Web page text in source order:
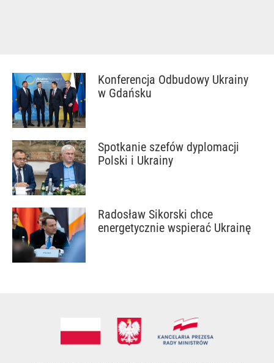
Konferencja Odbudowy Ukrainy
w Gdańsku
Spotkanie szefów dyplomacji
Polski i Ukrainy
Radosław Sikorski chce
energetycznie wspierać Ukrainę